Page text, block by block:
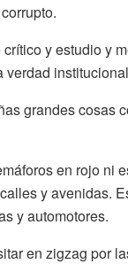
y estudio y
verdad
grandes cosas
en rojo ni
y avenidas.
y automotores.
en zigzag por